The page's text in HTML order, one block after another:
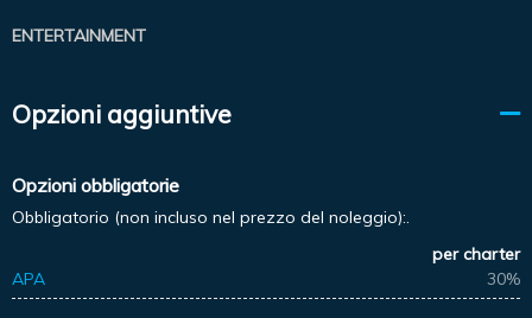
ENTERTAINMENT
Opzioni aggiuntive
Opzioni obbligatorie
Obbligatorio (non incluso nel prezzo del noleggio):.
per charter
APA
30%